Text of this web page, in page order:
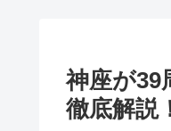
神座が39
徹底解説